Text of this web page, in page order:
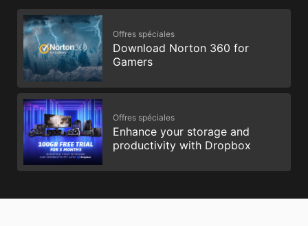
Offres spéciales
Download Norton 360 for
Gamers
Offres spéciales
Enhance your storage and
productivity with Dropbox